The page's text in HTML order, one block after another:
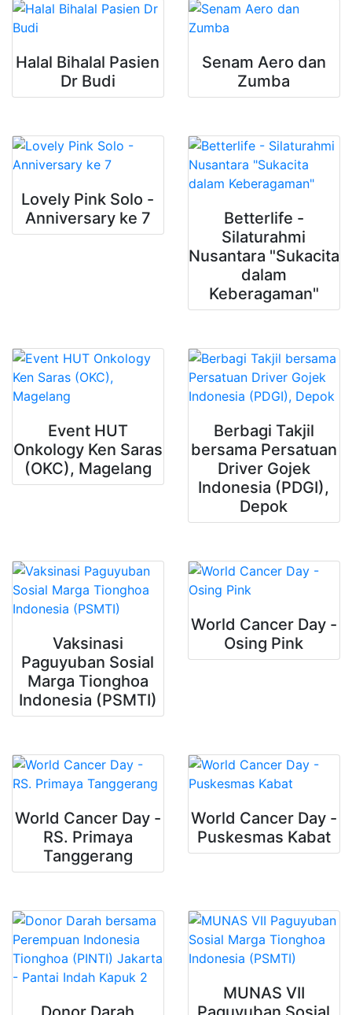
Halal Bihalal Pasien
Dr Budi
Senam Aero dan
Zumba
Lovely Pink Solo -
Anniversary ke 7
Betterlife -
Silaturahmi
Nusantara "Sukacita
dalam
Keberagaman"
Event HUT
Onkology Ken Saras
(OKC), Magelang
Berbagi Takjil
bersama Persatuan
Driver Gojek
Indonesia (PDGI),
Depok
Vaksinasi
Paguyuban Sosial
Marga Tionghoa
Indonesia (PSMTI)
World Cancer Day -
Osing Pink
World Cancer Day -
RS. Primaya
Tanggerang
World Cancer Day -
Puskesmas Kabat
MUNAS VII